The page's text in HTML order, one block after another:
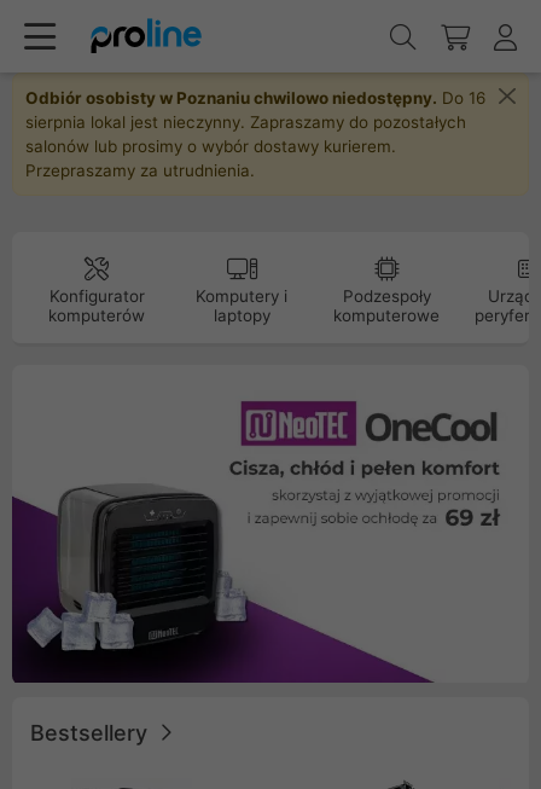
Odbiór osobisty w Poznaniu chwilowo niedostępny. Do 16
sierpnia lokal jest nieczynny. Zapraszamy do pozostałych
salonów lub prosimy o wybór dostawy kurierem.
Przepraszamy za utrudnienia.
Konfigurator
komputerów
Komputery i
laptopy
Podzespoły
komputerowe
Bestsellery